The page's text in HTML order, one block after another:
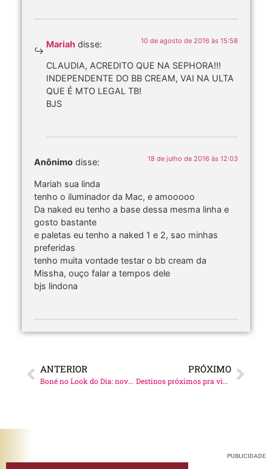
Mariah disse: 10 de agosto de 2016 às 15:58
CLAUDIA, ACREDITO QUE NA SEPHORA!!!
INDEPENDENTE DO BB CREAM, VAI NA ULTA
QUE É MTO LEGAL TB!
BJS
Anônimo disse: 18 de julho de 2016 às 12:03
Mariah sua linda
tenho o iluminador da Mac, e amooooo
Da naked eu tenho a base dessa mesma linha e
gosto bastante
e paletas eu tenho a naked 1 e 2, sao minhas
preferidas
tenho muita vontade testar o bb cream da
Missha, ouço falar a tempos dele
bjs lindona
ANTERIOR
Boné no Look do Dia: nova tendência!
PRÓXIMO
Destinos próximos pra viajar nas férias
PUBLICIDADE